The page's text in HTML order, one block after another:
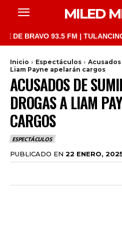
MILED
93.5 FM | TULANCINGO
Inicio Espectáculos
Liam Payne apelarán cargos
ACUSADOS DE
DROGAS A LIAM
CARGOS
ESPECTÁCULOS
PUBLICADO EN 22 ENERO,